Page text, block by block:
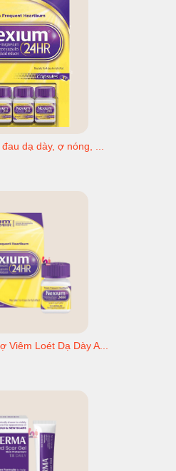
dạ dày, ợ nóng, ...
Viêm Loét Dạ Dày A...